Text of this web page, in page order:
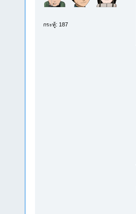
กระทู้: 187